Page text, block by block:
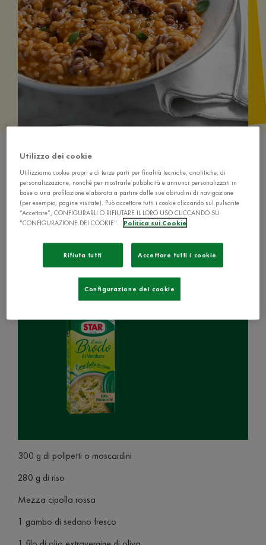
Ingredienti
1 litro di Il Mio Brodo Star - Verdure
300 g di polipetti o moscardini
280 g di riso
Mezza cipolla rossa
1 gambo di sedano fresco
Utilizzo dei cookie
Utilizziamo cookie propri e di terze parti per finalità tecniche, analitiche, di
personalizzazione, nonché per mostrarle pubblicità e annunci personalizzati in
base a una profilazione elaborata a partire dalle sue abitudini di navigazione
(per esempio, pagine visitate). Può accettare tutti i cookie cliccando sul pulsante
“Accettare”, CONFIGURARLI O RIFIUTARE IL LORO USO CLICCANDO SU
"CONFIGURAZIONE DEI COOKIE".
Politica sui Cookie
Rifiuta tutti Accettare tutti i cookie
Configurazione dei cookie